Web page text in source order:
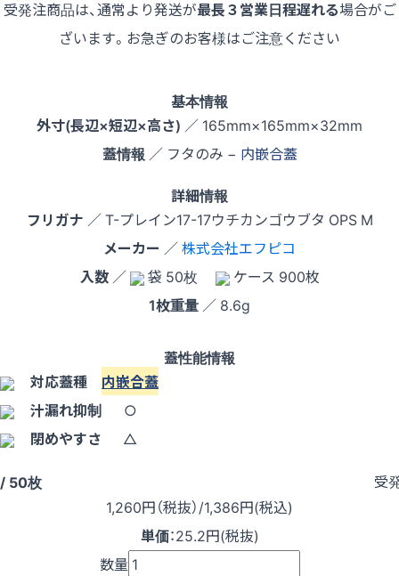
受発注商品は、通常より発送が最長３営業日程遅れる場合がご
ざいます。お急ぎのお客様はご注意ください
基本情報
外寸(長辺×短辺×高さ) ／ 165mm×165mm×32mm
蓋情報 ／ フタのみ − 内嵌合蓋
詳細情報
フリガナ ／ T-プレイン17-17ウチカンゴウブタ OPS M
メーカー ／株式会社エフピコ
入数／ 袋 50枚
ケース 900枚
1枚重量 ／ 8.6g
蓋性能情報
対応蓋種 内嵌合蓋
汁漏れ抑制
○
閉めやすさ
△
50枚
受
1,260円（税抜）/1,386円(税込)
単価：25.2円(税抜)
数量